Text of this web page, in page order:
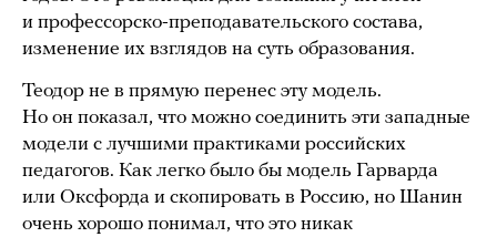
и профессорско-преподавательского состава,
изменение их взглядов на суть образования.
Теодор не в прямую перенес эту модель.
Но он показал, что можно соединить эти западные
модели с лучшими практиками российских
педагогов. Как легко было бы модель Гарварда
или Оксфорда и скопировать в Россию, но Шанин
очень хорошо понимал, что это никак